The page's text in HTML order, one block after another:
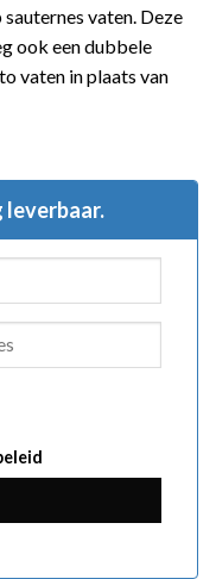
vaten. Deze
ook een dubbele
vaten in plaats van
leverbaar.